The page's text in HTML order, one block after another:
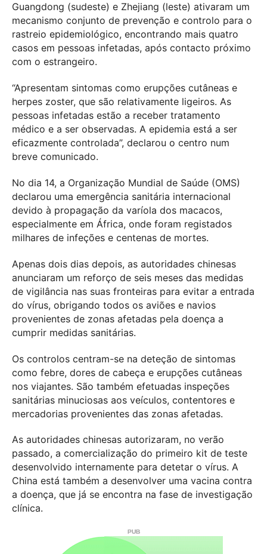
Guangdong (sudeste) e Zhejiang (leste) ativaram um
mecanismo conjunto de prevenção e controlo para o
rastreio epidemiológico, encontrando mais quatro
casos em pessoas infetadas, após contacto próximo
com o estrangeiro.
“Apresentam sintomas como erupções cutâneas e
herpes zoster, que são relativamente ligeiros. As
pessoas infetadas estão a receber tratamento
médico e a ser observadas. A epidemia está a ser
eficazmente controlada”, declarou o centro num
breve comunicado.
No dia 14, a Organização Mundial de Saúde (OMS)
declarou uma emergência sanitária internacional
devido à propagação da varíola dos macacos,
especialmente em África, onde foram registados
milhares de infeções e centenas de mortes.
Apenas dois dias depois, as autoridades chinesas
anunciaram um reforço de seis meses das medidas
de vigilância nas suas fronteiras para evitar a entrada
do vírus, obrigando todos os aviões e navios
provenientes de zonas afetadas pela doença a
cumprir medidas sanitárias.
Os controlos centram-se na deteção de sintomas
como febre, dores de cabeça e erupções cutâneas
nos viajantes. São também efetuadas inspeções
sanitárias minuciosas aos veículos, contentores e
mercadorias provenientes das zonas afetadas.
As autoridades chinesas autorizaram, no verão
passado, a comercialização do primeiro kit de teste
desenvolvido internamente para detetar o vírus. A
China está também a desenvolver uma vacina contra
a doença, que já se encontra na fase de investigação
clínica.